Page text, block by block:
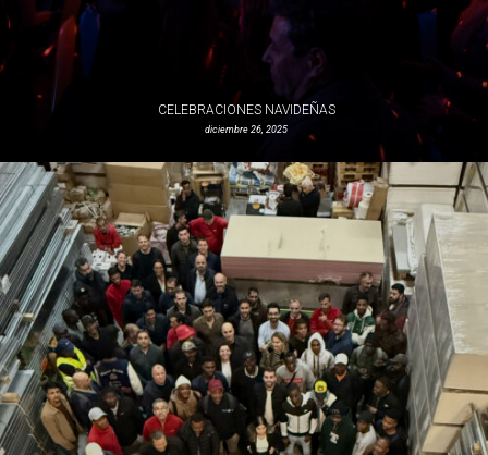
CELEBRACIONES NAVIDEÑAS
diciembre 26, 2025